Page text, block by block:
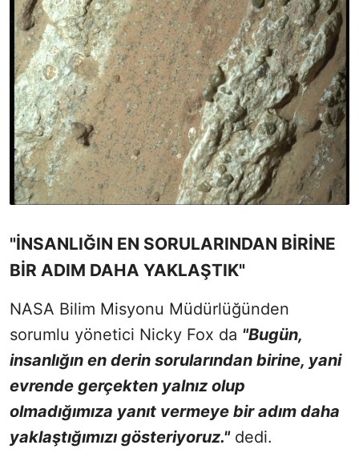
"İNSANLIĞIN EN SORULARINDAN BİRİNE
BİR ADIM DAHA YAKLAŞTIK"
NASA Bilim Misyonu Müdürlüğünden
sorumlu yönetici Nicky Fox da "Bugün,
insanlığın en derin sorularından birine, yani
evrende gerçekten yalnız olup
olmadığımıza yanıt vermeye bir adım daha
yaklaştığımızı gösteriyoruz."dedi.